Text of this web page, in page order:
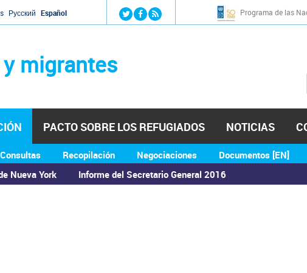
Jump to navigation
Русский Español Programa de las
migrantes
Nueva York Informe del Secretario General 2016
Consultas Recopilación Negociaciones Documentos [EN]
PACTO SOBRE LOS REFUGIADOS NOTICIAS